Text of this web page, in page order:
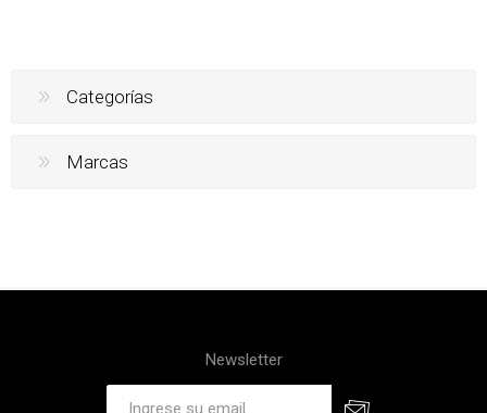
Categorías
Marcas
Newsletter